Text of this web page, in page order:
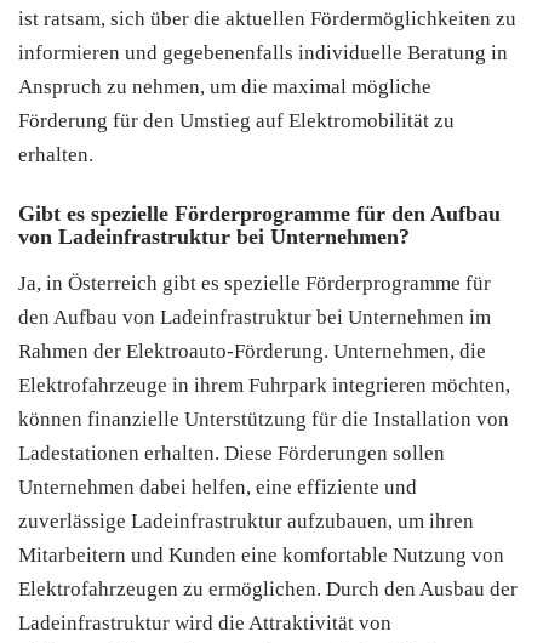
ist ratsam, sich über die aktuellen Fördermöglichkeiten zu
informieren und gegebenenfalls individuelle Beratung in
Anspruch zu nehmen, um die maximal mögliche
Förderung für den Umstieg auf Elektromobilität zu
erhalten.
Gibt es spezielle Förderprogramme für den Aufbau
von Ladeinfrastruktur bei Unternehmen?
Ja, in Österreich gibt es spezielle Förderprogramme für
den Aufbau von Ladeinfrastruktur bei Unternehmen im
Rahmen der Elektroauto-Förderung. Unternehmen, die
Elektrofahrzeuge in ihrem Fuhrpark integrieren möchten,
können finanzielle Unterstützung für die Installation von
Ladestationen erhalten. Diese Förderungen sollen
Unternehmen dabei helfen, eine effiziente und
zuverlässige Ladeinfrastruktur aufzubauen, um ihren
Mitarbeitern und Kunden eine komfortable Nutzung von
Elektrofahrzeugen zu ermöglichen. Durch den Ausbau der
Ladeinfrastruktur wird die Attraktivität von